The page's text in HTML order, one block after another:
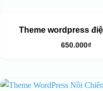
Theme wordpress
650.000₫